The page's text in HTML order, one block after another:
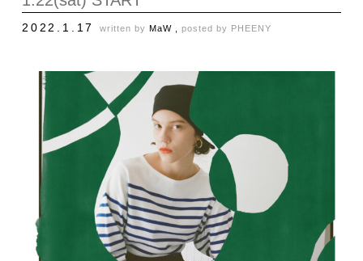
2022.1.17 written by MaW , posted by PHEENY